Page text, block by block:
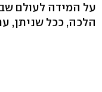
על המידה לעולם
הלכה, ככל שניתן,